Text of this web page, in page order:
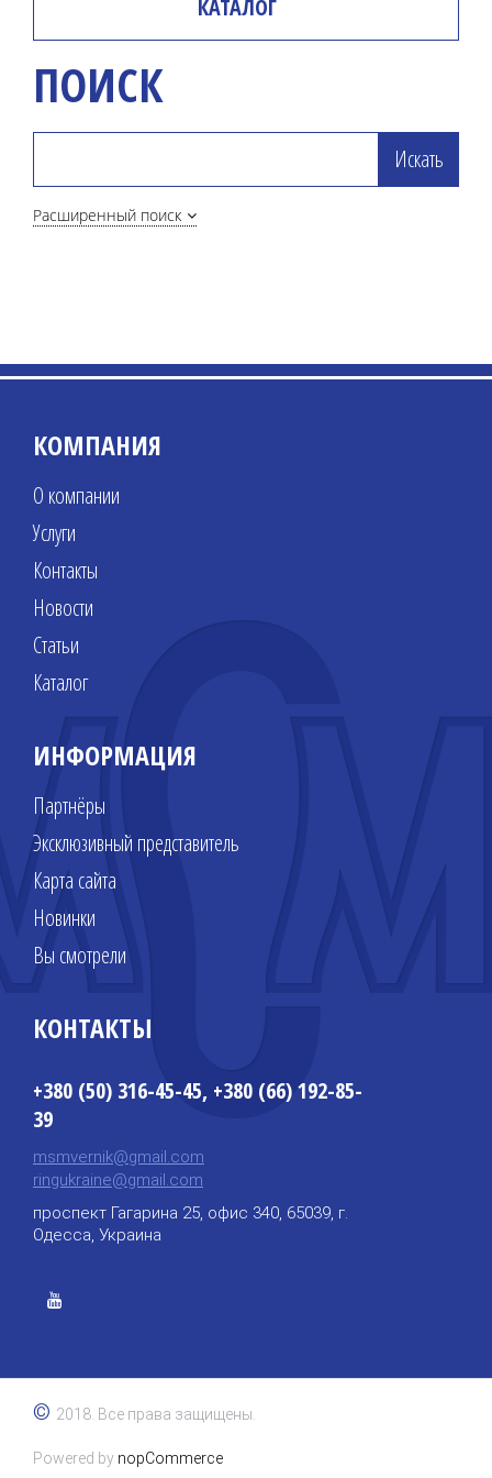
КАТАЛОГ
ПОИСК
Расширенный поиск
КОМПАНИЯ
О компании
Услуги
Контакты
Новости
Статьи
Каталог
ИНФОРМАЦИЯ
Партнёры
Эксклюзивный представитель
Карта сайта
Новинки
Вы смотрели
КОНТАКТЫ
+380 (50) 316-45-45, +380 (66) 192-85-
39
msmvernik@gmail.com
ringukraine@gmail.com
проспект Гагарина 25, офис 340, 65039, г.
Одесса, Украина
© 2018. Все права защищены.
Powered by nopCommerce